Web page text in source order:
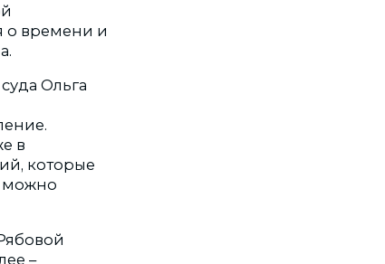
о времени и
Ольга
в
которые
можно
–